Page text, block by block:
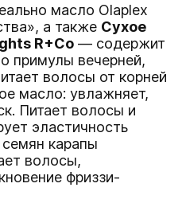
масло Olaplex
а также Сухое
R+Co — содержит
примулы вечерней,
волосы от корней
масло: увлажняет,
Питает волосы и
эластичность
карапы
волосы,
фриззи-